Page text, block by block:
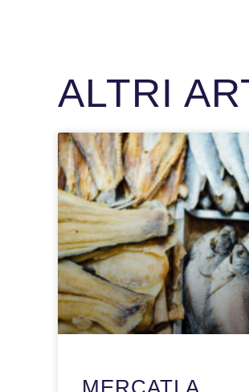
ALTRI
MERCATI A